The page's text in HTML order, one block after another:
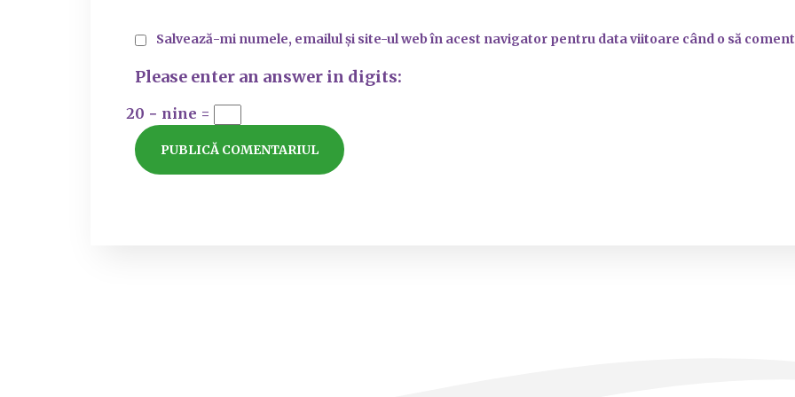
Salvează-mi numele, emailul și site-ul web în acest navigator pentru data viitoare când o să
Please enter an answer in digits:
20 − nine =